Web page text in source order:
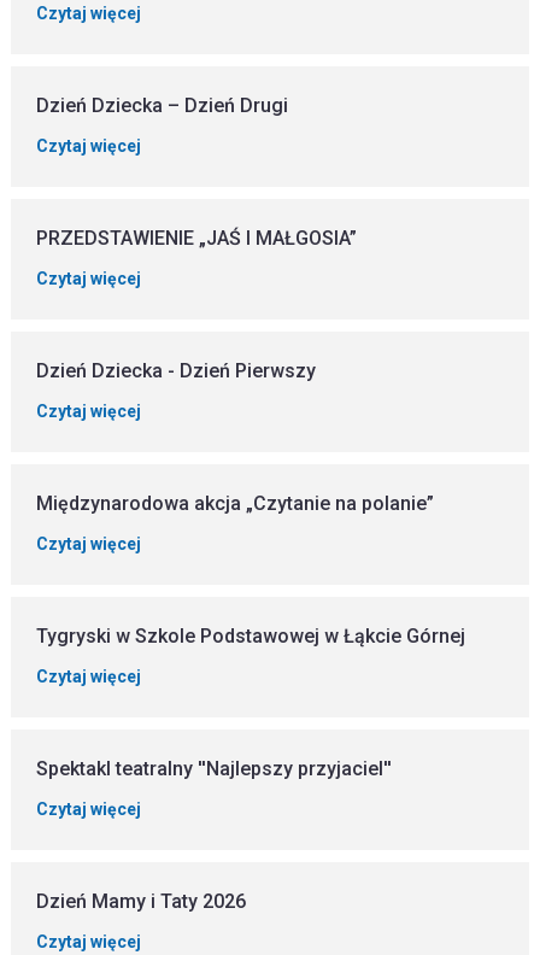
Czytaj więcej
Dzień Dziecka – Dzień Drugi
Czytaj więcej
PRZEDSTAWIENIE „JAŚ I MAŁGOSIA”
Czytaj więcej
Dzień Dziecka - Dzień Pierwszy
Czytaj więcej
Międzynarodowa akcja „Czytanie na polanie”
Czytaj więcej
Tygryski w Szkole Podstawowej w Łąkcie Górnej
Czytaj więcej
Spektakl teatralny ''Najlepszy przyjaciel''
Czytaj więcej
Dzień Mamy i Taty 2026
Czytaj więcej